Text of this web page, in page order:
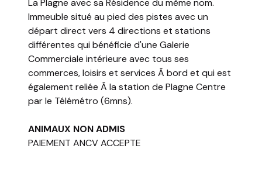
La Plagne avec sa Résidence du même nom.
Immeuble situé au pied des pistes avec un
départ direct vers 4 directions et stations
différentes qui bénéficie d'une Galerie
Commerciale intérieure avec tous ses
commerces, loisirs et services Ã bord et qui est
également reliée Ã la station de Plagne Centre
par le Télémétro (6mns).
ANIMAUX NON ADMIS
PAIEMENT ANCV ACCEPTE